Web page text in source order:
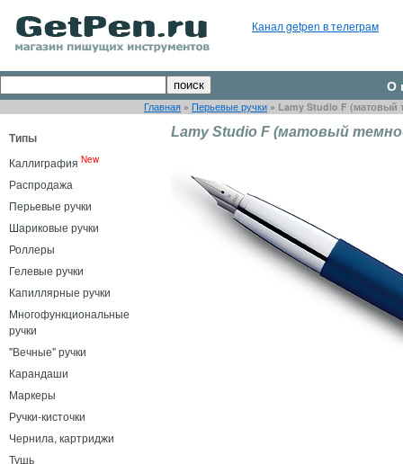
Канал getpen в телеграм
О
Главная » Перьевые ручки » Lamy Studio F (матовый
Типы
Каллиграфия New
Распродажа
Перьевые ручки
Шариковые ручки
Роллеры
Гелевые ручки
Капиллярные ручки
Многофункциональные
ручки
"Вечные" ручки
Карандаши
Маркеры
Ручки-кисточки
Чернила, картриджи
Тушь
Lamy Studio F (матовый